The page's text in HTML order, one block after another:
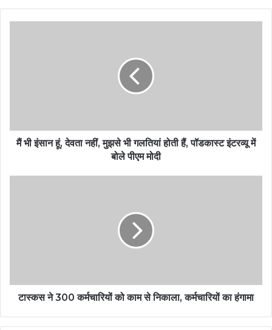
मैं भी इंसान हूं, देवता नहीं, मुझसे भी गलतियां होती हैं, पॉडकास्ट इंटरव्यू में
बोले पीएम मोदी
टास्कस ने 300 कर्मचारियों को काम से निकाला, कर्मचारियों का हंगामा